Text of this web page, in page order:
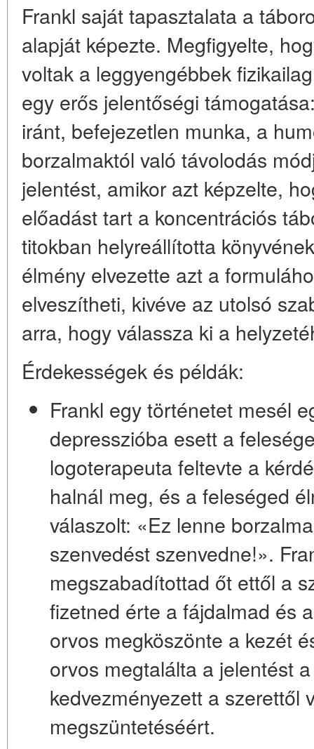
Frankl saját tapasztalata a
alapját képezte. Megfigyelte,
voltak a leggyengébbek
egy erős jelentőségi
iránt, befejezetlen munka, a
borzalmaktól való távolodás
jelentést, amikor azt képzelte,
előadást tart a koncentrációs
titokban helyreállította
élmény elvezette azt a
elveszítheti, kivéve az utolsó
arra, hogy válassza ki a
Érdekességek és példák:
Frankl egy történetet mesél
depresszióba esett a
logoterapeuta feltevte a
halnál meg, és a feleséged
válaszolt: «Ez lenne
szenvedést szenvedne!».
megszabadítottad őt ettől a
fizetned érte a fájdalmad és
orvos megköszönte a kezét
orvos megtalálta a jelentést
kedvezményezett a szerettől
megszüntetéséért.